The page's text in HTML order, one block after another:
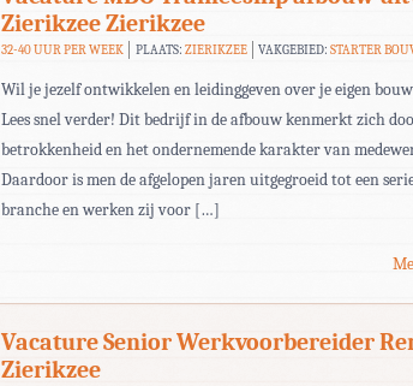
Zierikzee Zierikzee
32-40 UUR PER WEEK PLAATS: ZIERIKZEE VAKGEBIED:STARTER
Wil je jezelf ontwikkelen en leidinggeven over je eigen
Lees snel verder! Dit bedrijf in de afbouw kenmerkt zich
betrokkenheid en het ondernemende karakter van
Daardoor is men de afgelopen jaren uitgegroeid tot een
branche en werken zij voor […]
Vacature Senior Werkvoorbereider
Zierikzee